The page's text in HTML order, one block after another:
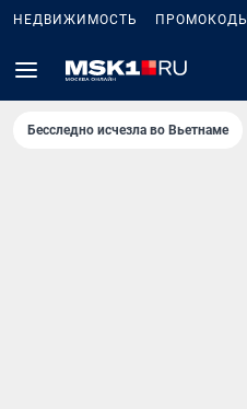
НЕДВИЖИМОСТЬ ПРОМОКОДЫ
Бесследно исчезла во Вьетнаме